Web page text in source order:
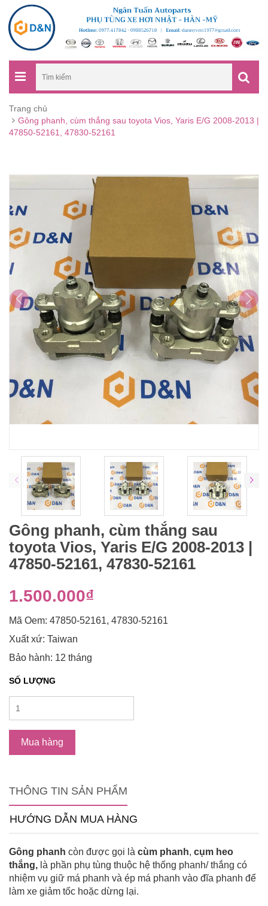
Trang chủ
Gông phanh, cùm thắng sau toyota Vios, Yaris E/G 2008-2013 |
47850-52161, 47830-52161
Gông phanh, cùm thắng sau
toyota Vios, Yaris E/G 2008-2013 |
47850-52161, 47830-52161
1.500.000₫
Mã Oem: 47850-52161, 47830-52161
Xuất xứ: Taiwan
Bảo hành: 12 tháng
SỐ LƯỢNG
Mua hàng
THÔNG TIN SẢN PHẨM
HƯỚNG DẪN MUA HÀNG
Gông phanh còn được gọi là cùm phanh, cụm heo
thắng, là phần phụ tùng thuộc hệ thống phanh/ thắng có
nhiệm vụ giữ má phanh và ép má phanh vào đĩa phanh để
làm xe giảm tốc hoặc dừng lại.